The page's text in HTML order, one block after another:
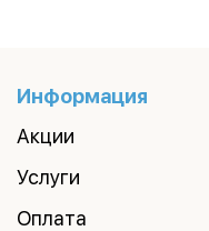
Информация
Акции
Услуги
Оплата